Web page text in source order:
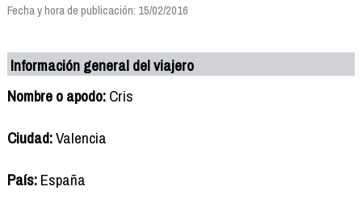
Fecha y hora de publicación: 15/02/2016
Información general del viajero
Nombre o apodo:Cris
Ciudad:Valencia
País:España